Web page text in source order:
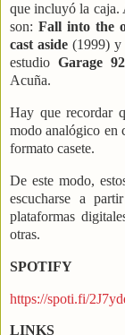
que incluyó la
son: Fall into the
cast aside (1999) y
estudio Garage
Acuña.
Hay que recordar
modo analógico
formato casete.
De este modo,
escucharse a
plataformas
otras.
SPOTIFY
https://spoti.fi/
LINKS